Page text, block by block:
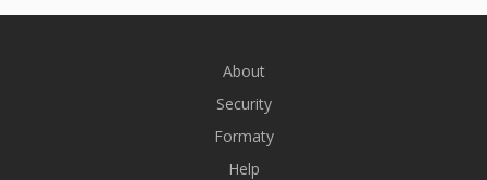
About
Security
Formaty
Help